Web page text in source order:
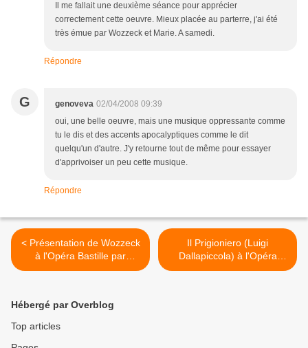
Il me fallait une deuxième séance pour apprécier
correctement cette oeuvre. Mieux placée au parterre, j'ai été
très émue par Wozzeck et Marie. A samedi.
Répondre
G genoveva 02/04/2008 09:39
oui, une belle oeuvre, mais une musique oppressante comme
tu le dis et des accents apocalyptiques comme le dit
quelqu'un d'autre. J'y retourne tout de même pour essayer
d'apprivoiser un peu cette musique.
Répondre
< Présentation de Wozzeck
à l'Opéra Bastille par
Gerard Mortier
Il Prigioniero (Luigi
Dallapiccola) à l'Opéra
Garnier >
Hébergé par Overblog
Top articles